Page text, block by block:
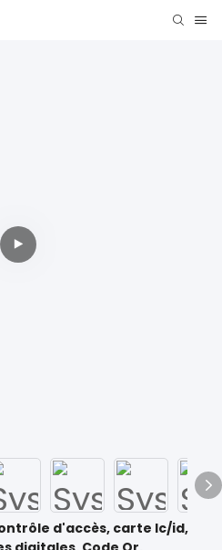
d'accès, carte Ic/id,